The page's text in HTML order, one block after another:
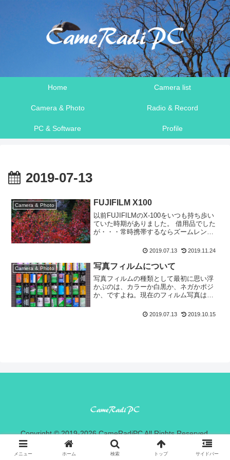
Home Camera list
Camera & Photo Radio & Record
PC & Software Profile
2019-07-13
Camera & Photo FUJIFILM X100
以前FUJIFILMのX-100をいつも持ち歩い
ていた時期がありました。 借用品でした
が・・・常時携帯するならズームレンズ
が、クラッセにリバーサルフイルムとか
気合いが入る...
2019.07.13 2019.11.24
Camera & Photo 写真フィルムについて
写真フィルムの種類として最初に思い浮
かぶのは、カラーか白黒か、ネガかポジ
か、ですよね。現在のフィルム写真はレ
とか、インスタグラムを見てとか趣味の
2019.07.13 2019.10.15
Copyright © 2019-2026 CameRadiPC All Rights Reserved.
メニュー ホーム 検索 トップ サイドバー